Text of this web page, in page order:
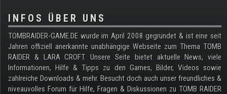
INFOS ÜBER UNS
TOMBRAIDER-GAME.DE wurde im April 2008 gegründet & ist eine seit
Jahren offiziell anerkannte unabhängige Webseite zum Thema TOMB
RAIDER & LARA CROFT. Unsere Seite bietet aktuelle News, viele
Informationen, Hilfe & Tipps zu den Games, Bilder, Videos sowie
zahlreiche Downloads & mehr. Besucht doch auch unser freundliches &
niveauvolles Forum für Hilfe, Fragen & Diskussionen zu TOMB RAIDER